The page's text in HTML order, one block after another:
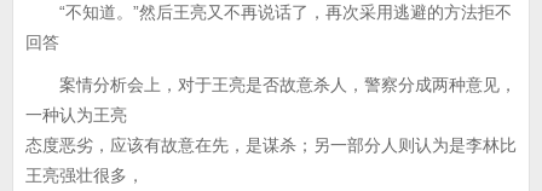
“不知道。”然后王亮又不再说话了，再次采用逃避的方法拒不
回答
案情分析会上，对于王亮是否故意杀人，警察分成两种意见，
一种认为王亮
态度恶劣，应该有故意在先，是谋杀；另一部分人则认为是李林比
王亮强壮很多，